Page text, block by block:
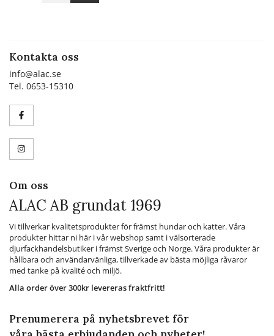
Kontakta oss
info@alac.se
Tel. 0653-15310
Om oss
ALAC AB grundat 1969
Vi tillverkar kvalitetsprodukter för främst hundar och katter. Våra
produkter hittar ni här i vår webshop samt i välsorterade
djurfackhandelsbutiker i främst Sverige och Norge. Våra produkter är
hållbara och användarvänliga, tillverkade av bästa möjliga råvaror
med tanke på kvalité och miljö.
Alla order över 300kr levereras fraktfritt!
Prenumerera på nyhetsbrevet för